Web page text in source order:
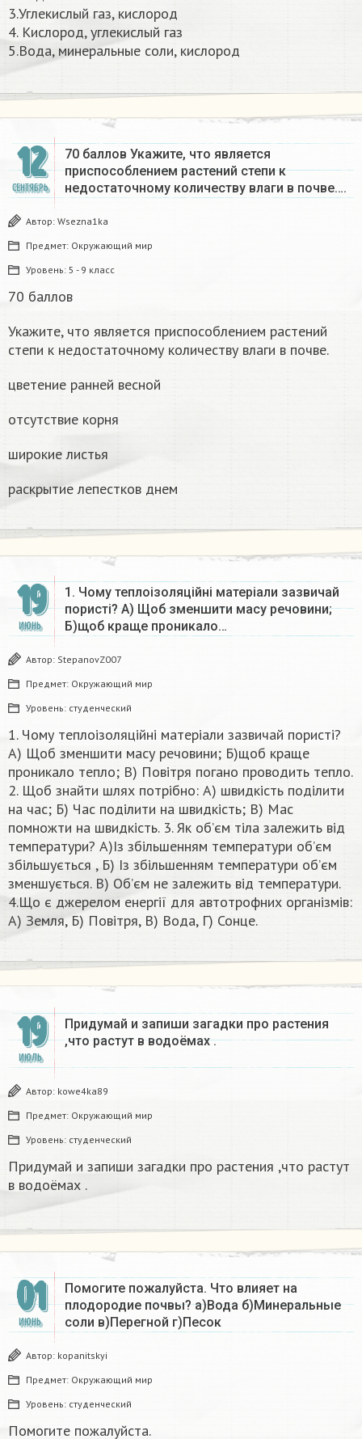
3.Углекислый газ, кислород
4. Кислород, углекислый газ
5.Вода, минеральные соли, кислород ​
12
СЕНТЯБРЬ
70 баллов Укажите, что является
приспособлением растений степи к
недостаточному количеству влаги в почве….
Автор: Wsezna1ka
Предмет: Окружающий мир
Уровень: 5 - 9 класс
70 баллов
Укажите, что является приспособлением растений
степи к недостаточному количеству влаги в почве.
цветение ранней весной
отсутствие корня
широкие листья
раскрытие лепестков днем
19
ИЮНЬ
1. Чому теплоізоляційні матеріали зазвичай
пористі? А) Щоб зменшити масу речовини;
Б)щоб краще проникало…
Автор: StepanovZ007
Предмет: Окружающий мир
Уровень: студенческий
1. Чому теплоізоляційні матеріали зазвичай пористі?
А) Щоб зменшити масу речовини; Б)щоб краще
проникало тепло; В) Повітря погано проводить тепло.
2. Щоб знайти шлях потрібно: А) швидкість поділити
на час; Б) Час поділити на швидкість; В) Мас
помножти на швидкість. 3. Як об’єм тіла залежить від
температури? А)Із збільшенням температури об’єм
збільшується , Б) Із збільшенням температури об’єм
зменшується. В) Об’єм не залежить від температури.
4.Що є джерелом енергії для автотрофних організмів:
А) Земля, Б) Повітря, В) Вода, Г) Сонце.
19
ИЮЛЬ
Придумай и запиши загадки про растения
,что растут в водоёмах .​
Автор: kowe4ka89
Предмет: Окружающий мир
Уровень: студенческий
Придумай и запиши загадки про растения ,что растут
в водоёмах .​
01
ИЮНЬ
Помогите пожалуйста. Что влияет на
плодородие почвы? а)Вода б)Минеральные
соли в)Перегной г)Песок
Автор: kopanitskyi
Предмет: Окружающий мир
Уровень: студенческий
Помогите пожалуйста.